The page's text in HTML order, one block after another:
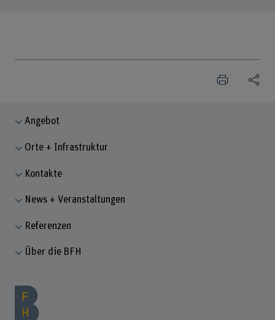
Angebot
Orte + Infrastruktur
Kontakte
News + Veranstaltungen
Referenzen
Über die BFH